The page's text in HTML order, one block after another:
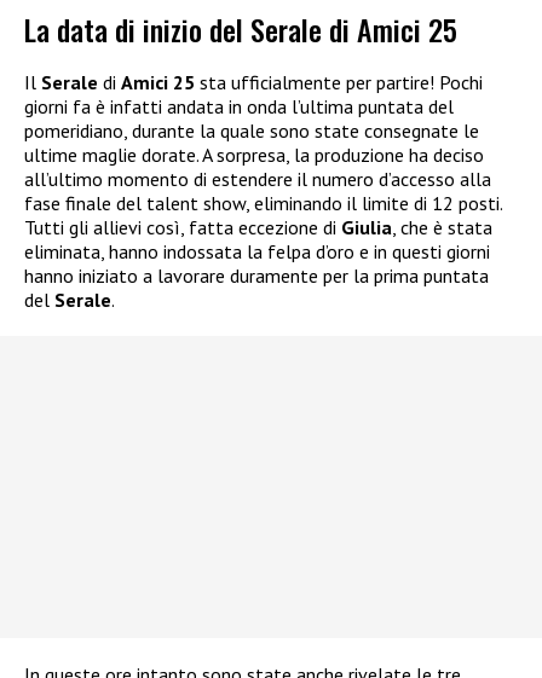
La data di inizio del Serale di Amici 25
Il Serale di Amici 25 sta ufficialmente per partire! Pochi
giorni fa è infatti andata in onda l’ultima puntata del
pomeridiano, durante la quale sono state consegnate le
ultime maglie dorate. A sorpresa, la produzione ha deciso
all’ultimo momento di estendere il numero d’accesso alla
fase finale del talent show, eliminando il limite di 12 posti.
Tutti gli allievi così, fatta eccezione di Giulia , che è stata
eliminata, hanno indossata la felpa d’oro e in questi giorni
hanno iniziato a lavorare duramente per la prima puntata
del Serale.